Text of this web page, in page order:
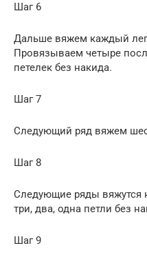
Шаг 6
Дальше вяжем каждый
Провязываем четыре
петелек без накида.
Шаг 7
Следующий ряд вяжем
Шаг 8
Следующие ряды вяжутся
три, два, одна петли без
Шаг 9